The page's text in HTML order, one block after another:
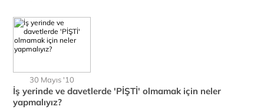
30 Mayıs '10
İş yerinde ve davetlerde 'PİŞTİ' olmamak için neler
yapmalıyız?